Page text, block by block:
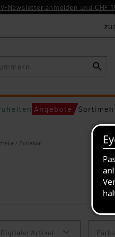
Newsletter anmelden und CHF
Angebote
/ Zubehör
Digitaler Artikel Farbe